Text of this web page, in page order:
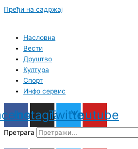
Пређи на садржај
Насловна
Вести
Друштво
Култура
Спорт
Инфо сервис
Instagram
TwitterYoutube
Претрага